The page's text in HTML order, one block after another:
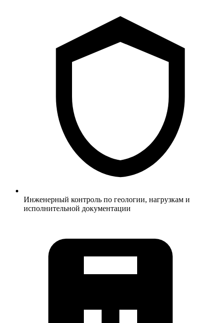
Инженерный контроль по геологии, нагрузкам и
исполнительной документации